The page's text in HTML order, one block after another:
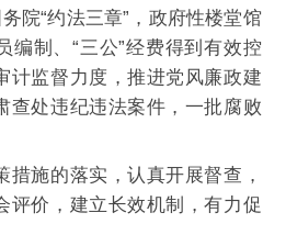
院“约法三章”，政府性楼堂馆
编制、“三公”经费得到有效控
计监督力度，推进党风廉政建
查处违纪违法案件，一批腐败
施的落实，认真开展督查，
评价，建立长效机制，有力促